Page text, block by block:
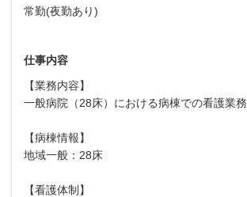
常勤(夜勤あり)
仕事内容
【業務内容】
一般病院（28床）における病棟での看護業務
【病棟情報】
地域一般：28床
【看護体制】